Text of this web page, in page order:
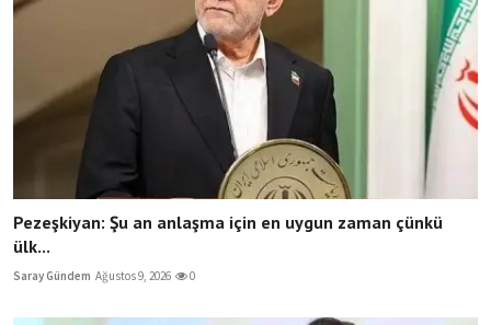
Pezeşkiyan: Şu an anlaşma için en uygun zaman çünkü
ülk...
Saray Gündem Ağustos 9, 2026 0